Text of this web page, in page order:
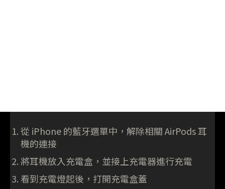
從 iPhone 的藍牙選單中，解除相關 AirPods 耳
機的連接
將耳機放入充電盒，並接上充電器進行充電
看到充電燈起後，打開充電盒蓋